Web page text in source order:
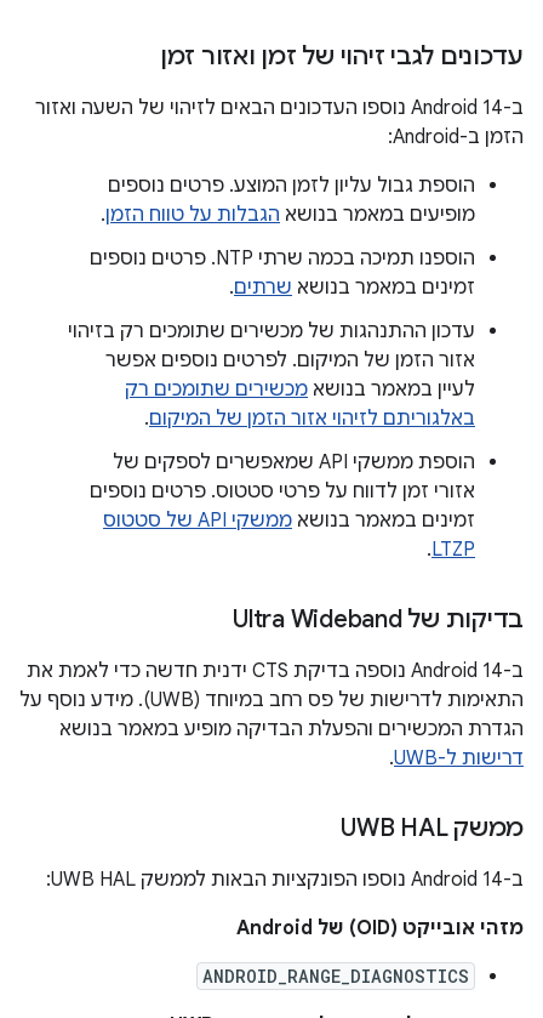
עדכונים לגבי זיהוי של זמן ואזור זמן
ב-Android 14 נוספו העדכונים הבאים לזיהוי של השעה ואזור
הזמן ב-Android:
הוספת גבול עליון לזמן המוצע. פרטים נוספים
מופיעים במאמר בנושא הגבלות על טווח הזמן.
הוספנו תמיכה בכמה שרתי NTP. פרטים נוספים
זמינים במאמר בנושא שרתים.
עדכון ההתנהגות של מכשירים שתומכים רק בזיהוי
אזור הזמן של המיקום. לפרטים נוספים אפשר
לעיין במאמר בנושא מכשירים שתומכים רק
באלגוריתם לזיהוי אזור הזמן של המיקום.
הוספת ממשקי API שמאפשרים לספקים של
אזורי זמן לדווח על פרטי סטטוס. פרטים נוספים
זמינים במאמר בנושא
ממשקי API של סטטוס
LTZP
.
בדיקות של Ultra Wideband
ב-Android 14 נוספה בדיקת CTS ידנית חדשה כדי לאמת את
התאימות לדרישות של פס רחב במיוחד (UWB). מידע נוסף על
הגדרת המכשירים והפעלת הבדיקה מופיע במאמר בנושא
דרישות ל-UWB
.
ממשק UWB HAL
ב-Android 14 נוספו הפונקציות הבאות לממשק UWB HAL:
מזהי אובייקט (OID) של Android
ANDROID_RANGE_DIAGNOSTICS